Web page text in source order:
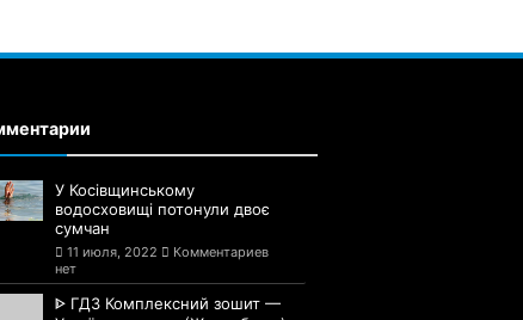
У Косівщинському
водосховищі потонули двоє
сумчан
11 июля, 2022
Комментариев
нет
ᐈ ГДЗ Комплексний зошит —